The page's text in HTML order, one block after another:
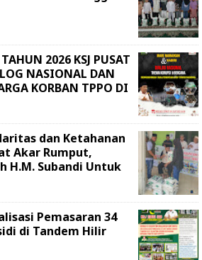
2026 KSJ PUSAT
NASIONAL DAN
KORBAN TPPO DI
dan Ketahanan
Akar Rumput,
H.M. Subandi Untuk
Pemasaran 34
di Tandem Hilir